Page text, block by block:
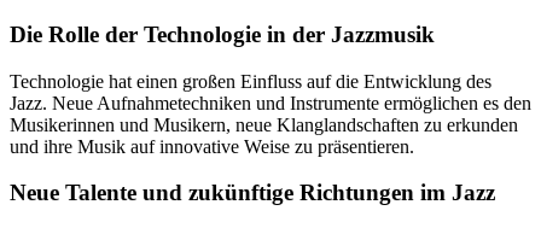
Die Rolle der Technologie in der Jazzmusik
Technologie hat einen großen Einfluss auf die Entwicklung des
Jazz. Neue Aufnahmetechniken und Instrumente ermöglichen es den
Musikerinnen und Musikern, neue Klanglandschaften zu erkunden
und ihre Musik auf innovative Weise zu präsentieren.
Neue Talente und zukünftige Richtungen im Jazz